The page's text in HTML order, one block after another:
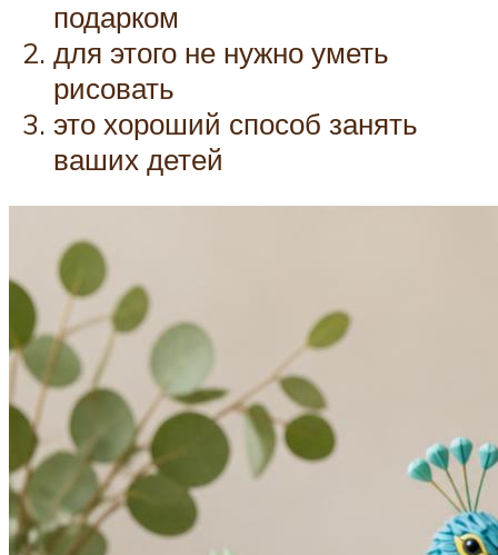
подарком
для этого не нужно уметь
рисовать
это хороший способ занять
ваших детей